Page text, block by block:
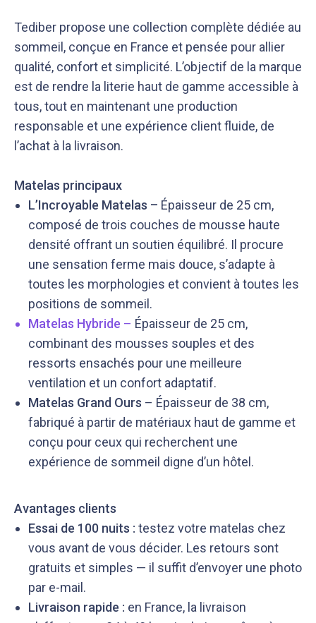
Tediber propose une collection complète dédiée au
sommeil, conçue en France et pensée pour allier
qualité, confort et simplicité. L’objectif de la marque
est de rendre la literie haut de gamme accessible à
tous, tout en maintenant une production
responsable et une expérience client fluide, de
l’achat à la livraison.
Matelas principaux
L’Incroyable Matelas – Épaisseur de 25 cm,
composé de trois couches de mousse haute
densité offrant un soutien équilibré. Il procure
une sensation ferme mais douce, s’adapte à
toutes les morphologies et convient à toutes les
positions de sommeil.
Matelas Hybride – Épaisseur de 25 cm,
combinant des mousses souples et des
ressorts ensachés pour une meilleure
ventilation et un confort adaptatif.
Matelas Grand Ours – Épaisseur de 38 cm,
fabriqué à partir de matériaux haut de gamme et
conçu pour ceux qui recherchent une
expérience de sommeil digne d’un hôtel.
Avantages clients
Essai de 100 nuits : testez votre matelas chez
vous avant de vous décider. Les retours sont
gratuits et simples — il suffit d’envoyer une photo
par e-mail.
Livraison rapide : en France, la livraison